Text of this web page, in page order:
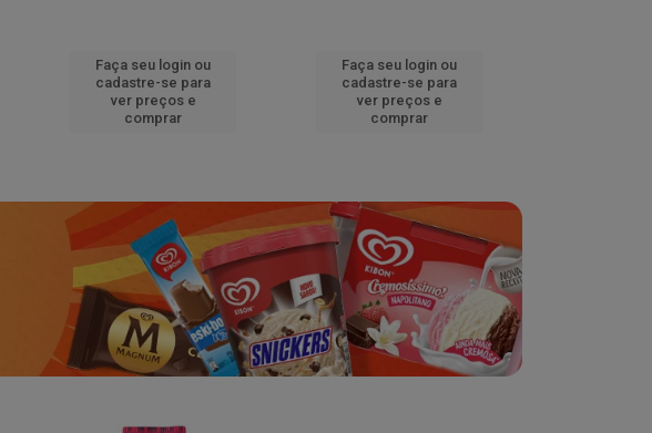
Faça seu login ou
cadastre-se para
ver preços e
comprar
Faça seu login ou
cadastre-se para
ver preços e
comprar